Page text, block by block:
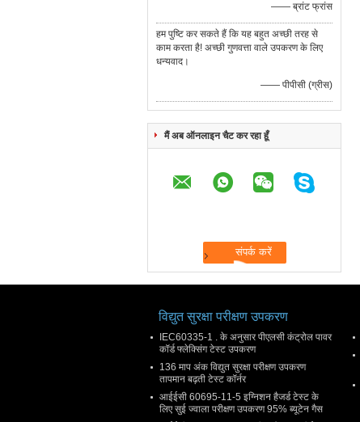
—— ब्रांट फ्रांस
हम पुष्टि कर सकते हैं कि यह बहुत अच्छी तरह से
काम करता है! अच्छी गुणवत्ता वाले उपकरण के लिए
धन्यवाद।
—— पीपीसी (ग्रीस)
मैं अब ऑनलाइन चैट कर रहा हूँ
विद्युत सुरक्षा परीक्षण उपकरण
IEC60335-1 . के अनुसार पीएलसी कंट्रोल पावर
कॉर्ड फ्लेक्सिंग टेस्ट उपकरण
136 माप अंक विद्युत सुरक्षा परीक्षण उपकरण
तापमान बढ़ती टेस्ट कॉर्नर
आईईसी 60695-11-5 इग्निशन हैजर्ड टेस्ट के
लिए सुई ज्वाला परीक्षण उपकरण 95% ब्यूटेन गैस